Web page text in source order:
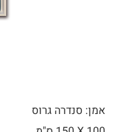
אמן: סנדרה גרוס